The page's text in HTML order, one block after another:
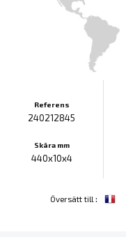
Referens
240212845
Skära mm
440x10x4
Översätt till :